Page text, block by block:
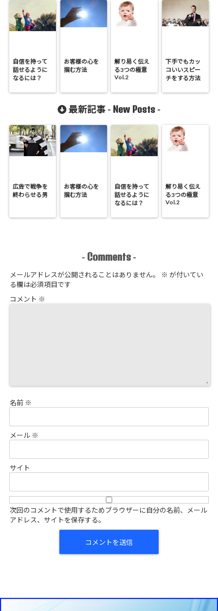
自信を持って
話せるように
なるには？
お客様の心を
掴む方法
解り易く伝え
る3つの極意
Vol.2
下手でもカッ
コいいスピー
チをする方法
最新記事 - New Posts -
広告で戦争を
終わらせる男
お客様の心を
掴む方法
自信を持って
話せるように
なるには？
解り易く伝え
る3つの極意
Vol.2
- Comments -
メールアドレスが公開されることはありません。 ※ が付いてい
る欄は必須項目です
コメント ※
名前 ※
メール ※
サイト
次回のコメントで使用するためブラウザーに自分の名前、メール
アドレス、サイトを保存する。